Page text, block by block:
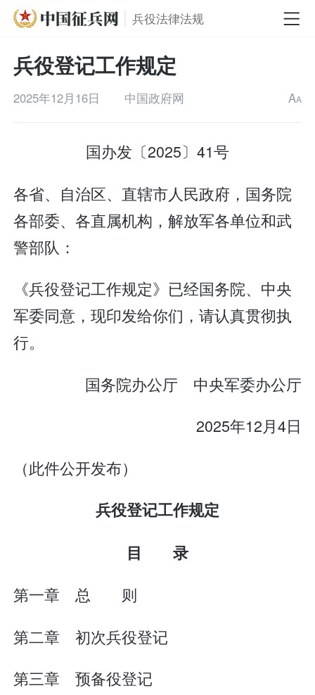
兵役法律法规
兵役登记工作规定
2025年12月16日 中国政府网 AA
国办发〔2025〕41号
各省、自治区、直辖市人民政府，国务院
各部委、各直属机构，解放军各单位和武
警部队：
《兵役登记工作规定》已经国务院、中央
军委同意，现印发给你们，请认真贯彻执
行。
国务院办公厅 中央军委办公厅
2025年12月4日
（此件公开发布）
兵役登记工作规定
目 录
第一章 总 则
第二章 初次兵役登记
第三章 预备役登记